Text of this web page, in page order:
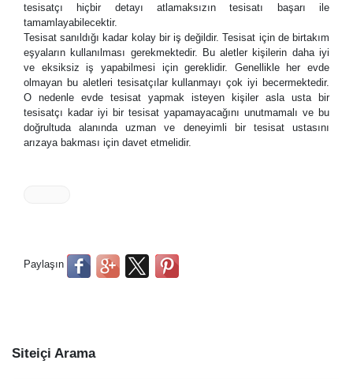
tesisatçı hiçbir detayı atlamaksızın tesisatı başarı ile
tamamlayabilecektir.
Tesisat sanıldığı kadar kolay bir iş değildir. Tesisat için de birtakım
eşyaların kullanılması gerekmektedir. Bu aletler kişilerin daha iyi
ve eksiksiz iş yapabilmesi için gereklidir. Genellikle her evde
olmayan bu aletleri tesisatçılar kullanmayı çok iyi becermektedir.
O nedenle evde tesisat yapmak isteyen kişiler asla usta bir
tesisatçı kadar iyi bir tesisat yapamayacağını unutmamalı ve bu
doğrultuda alanında uzman ve deneyimli bir tesisat ustasını
arızaya bakması için davet etmelidir.
Paylaşın
Siteiçi Arama